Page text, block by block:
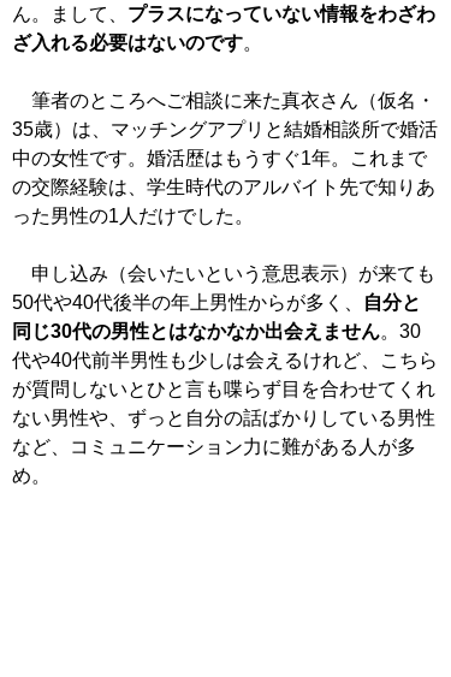
ん。まして、 プラスになっていない情報をわざわ
ざ入れる必要はないのです。
筆者のところへご相談に来た真衣さん（仮名・
35歳）は、マッチングアプリと結婚相談所で婚活
中の女性です。婚活歴はもうすぐ1年。これまで
の交際経験は、学生時代のアルバイト先で知りあ
った男性の1人だけでした。
申し込み（会いたいという意思表示）が来ても
50代や40代後半の年上男性からが多く、
自分と
同じ30代の男性とはなかなか出会えません。30
代や40代前半男性も少しは会えるけれど、こちら
が質問しないとひと言も喋らず目を合わせてくれ
ない男性や、ずっと自分の話ばかりしている男性
など、コミュニケーション力に難がある人が多
め。